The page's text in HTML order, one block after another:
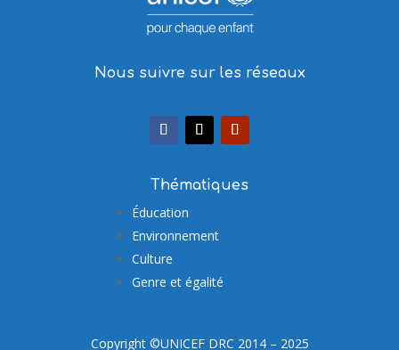
Nous suivre sur les réseaux
Thématiques
Éducation
Environnement
Culture
Genre et égalité
Copyright ©UNICEF DRC 2014 – 2025